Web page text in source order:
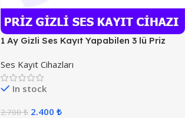
1 Ay Gizli Ses Kayıt Yapabilen 3 lü Priz
Ses Kayıt Cihazları
In stock
2.700₺ 2.400 ₺